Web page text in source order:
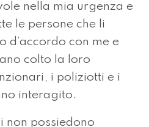
nella mia urgenza e
le persone che li
d’accordo con me e
colto la loro
i poliziotti e i
interagito.
non possiedono